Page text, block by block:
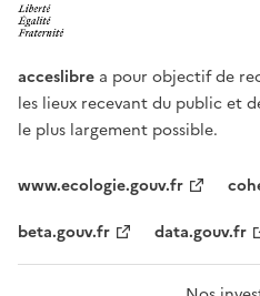
acceslibre a pour objectif de
les lieux recevant du public et
le plus largement possible.
www.ecologie.gouv.fr
beta.gouv.fr
data.gouv.fr